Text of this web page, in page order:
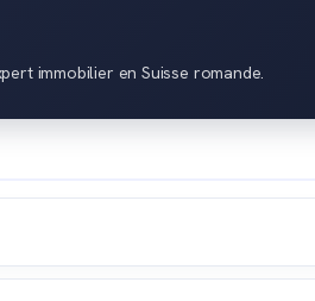
immobilier en Suisse romande.
acompte initial lors de la signature